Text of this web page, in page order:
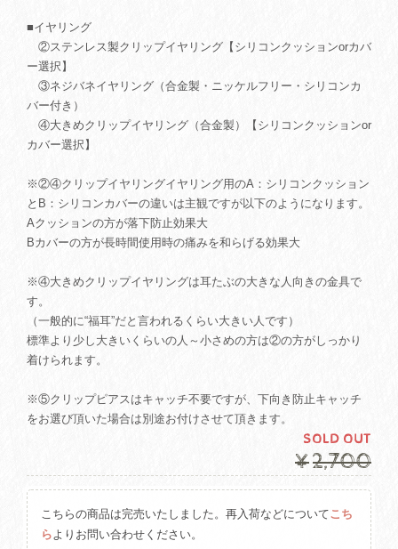
■イヤリング
②ステンレス製クリップイヤリング【シリコンクッションorカバ
ー選択】
③ネジバネイヤリング（合金製・ニッケルフリー・シリコンカ
バー付き）
④大きめクリップイヤリング（合金製）【シリコンクッションor
カバー選択】
※②④クリップイヤリングイヤリング用のA：シリコンクッション
とB：シリコンカバーの違いは主観ですが以下のようになります。
Aクッションの方が落下防止効果大
Bカバーの方が長時間使用時の痛みを和らげる効果大
※④大きめクリップイヤリングは耳たぶの大きな人向きの金具で
す。
（一般的に“福耳”だと言われるくらい大きい人です）
標準より少し大きいくらいの人～小さめの方は②の方がしっかり
着けられます。
※⑤クリップピアスはキャッチ不要ですが、下向き防止キャッチ
をお選び頂いた場合は別途お付けさせて頂きます。
SOLD OUT
¥2,700
こちらの商品は完売いたしました。再入荷などについてこち
らよりお問い合わせください。